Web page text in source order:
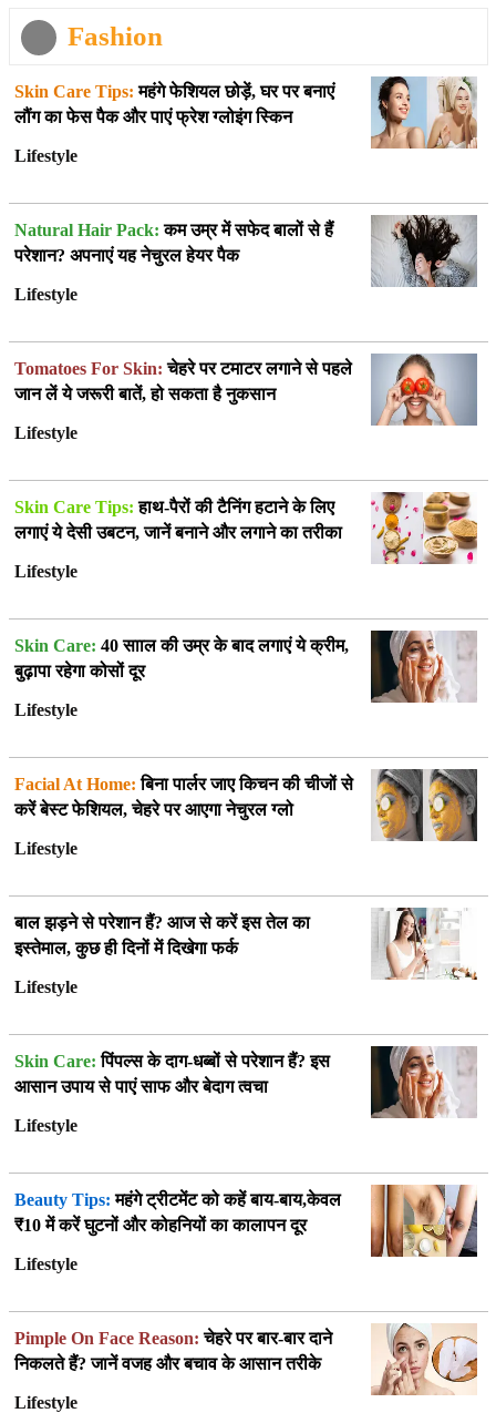
Fashion
Skin Care Tips: महंगे फेशियल छोड़ें, घर पर बनाएं
लौंग का फेस पैक और पाएं फ्रेश ग्लोइंग स्किन
Lifestyle
Natural Hair Pack: कम उम्र में सफेद बालों से हैं
परेशान? अपनाएं यह नेचुरल हेयर पैक
Lifestyle
Tomatoes For Skin: चेहरे पर टमाटर लगाने से पहले
जान लें ये जरूरी बातें, हो सकता है नुकसान
Lifestyle
Skin Care Tips: हाथ-पैरों की टैनिंग हटाने के लिए
लगाएं ये देसी उबटन, जानें बनाने और लगाने का तरीका
Lifestyle
Skin Care: 40 सााल की उम्र के बाद लगाएं ये क्रीम,
बुढ़ापा रहेगा कोसों दूर
Lifestyle
Facial At Home: बिना पार्लर जाए किचन की चीजों से
करें बेस्ट फेशियल, चेहरे पर आएगा नेचुरल ग्लो
Lifestyle
बाल झड़ने से परेशान हैं? आज से करें इस तेल का
इस्तेमाल, कुछ ही दिनों में दिखेगा फर्क
Lifestyle
Skin Care: पिंपल्स के दाग-धब्बों से परेशान हैं? इस
आसान उपाय से पाएं साफ और बेदाग त्वचा
Lifestyle
Beauty Tips: महंगे ट्रीटमेंट को कहें बाय-बाय,केवल
₹10 में करें घुटनों और कोहनियों का कालापन दूर
Lifestyle
Pimple On Face Reason: चेहरे पर बार-बार दाने
निकलते हैं? जानें वजह और बचाव के आसान तरीके
Lifestyle